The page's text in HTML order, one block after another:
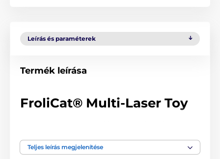
Leírás és paraméterek
Termék leírása
FroliCat® Multi-Laser Toy
forog. A kényelem és hatékonyság érdekében, a játék
15 perc játszás után automatikusan kikapcsol.
Teljes leírás megjelenítése